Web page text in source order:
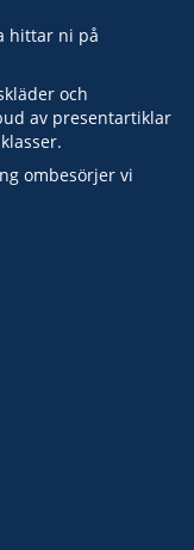
hittar ni på
och
av presentartiklar
ombesörjer vi